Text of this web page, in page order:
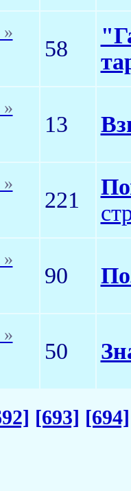
»
58
»
13
»
221
»
90
»
50
[693] [694]